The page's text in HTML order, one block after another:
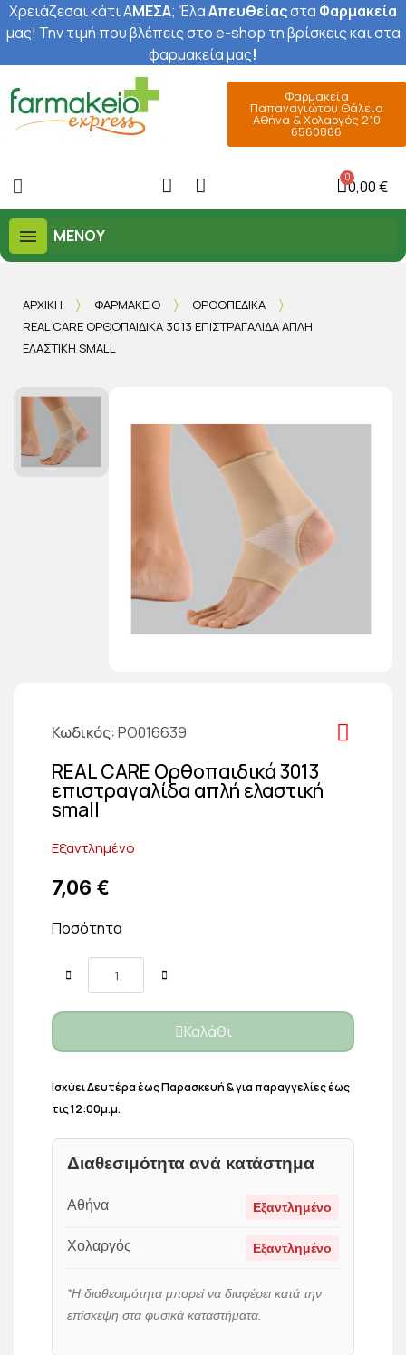
Χρειάζεσαι κάτι ΑΜΕΣΑ; ΈλαΑπευθείαςστα Φαρμακεία
μας! Την τιμή που βλέπεις στο e-shop τη βρίσκεις και στα
φαρμακεία μας!
Φαρμακεία
Παπαναγιώτου Θάλεια
Αθήνα & Χολαργός 210
6560866
0,00 €
ΜΕΝΟΎ
ΑΡΧΙΚΉ ΦΑΡΜΑΚΕΊΟ
ΟΡΘΟΠΕΔΙΚΆ
REAL CARE ΟΡΘΟΠΑΙΔΙΚΆ 3013 ΕΠΙΣΤΡΑΓΑΛΊΔΑ ΑΠΛΉ
ΕΛΑΣΤΙΚΉ SMALL
Κωδικός PO016639
REAL CARE Ορθοπαιδικά 3013
επιστραγαλίδα απλή ελαστική
small
Εξαντλημένο
7,06 €
Ποσότητα
Καλάθι
Ισχύει Δευτέρα έως Παρασκευή & για παραγγελίες έως
τις 12:00μ.μ.
Διαθεσιμότητα ανά κατάστημα
Αθήνα Εξαντλημένο
Χολαργός Εξαντλημένο
*Η διαθεσιμότητα μπορεί να διαφέρει κατά την
επίσκεψη στα φυσικά καταστήματα.